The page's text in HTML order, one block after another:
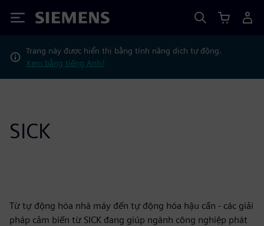
Siemens
Trang này được hiển thị bằng tính năng dịch tự động.
Xem bằng tiếng Anh?
SICK
Từ tự động hóa nhà máy đến tự động hóa hậu cần - các giải
pháp cảm biến từ SICK đang giúp ngành công nghiệp phát